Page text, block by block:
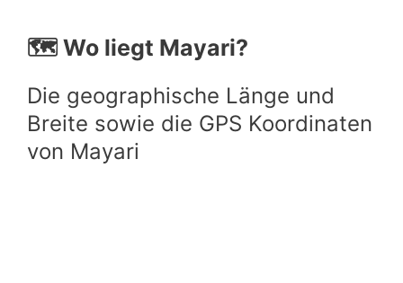
🗺️ Wo liegt Mayari?
Die geographische Länge und
Breite sowie die GPS Koordinaten
von Mayari